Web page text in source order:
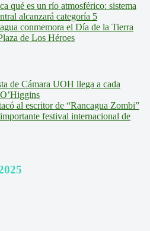
qué es un río atmosférico: sistema
alcanzará categoría 5
conmemora el Día de la Tierra
de Los Héroes
de Cámara UOH llega a cada
al escritor de “Rancagua Zombi”
festival internacional de